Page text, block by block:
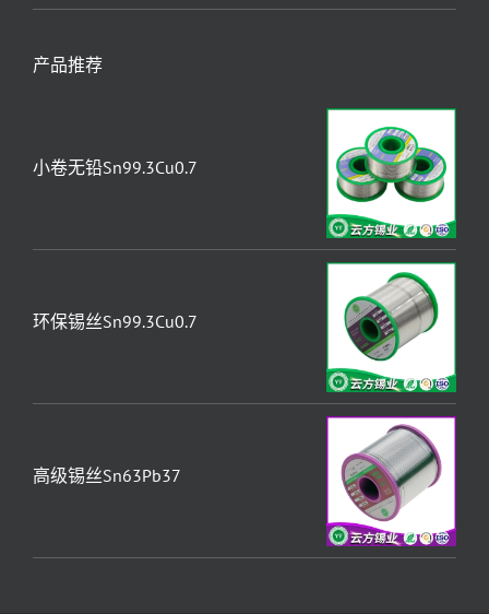
产品推荐
小卷无铅Sn99.3Cu0.7
环保锡丝Sn99.3Cu0.7
高级锡丝Sn63Pb37